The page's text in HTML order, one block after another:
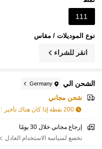
111
نوع الموديلات / مقاس
انقر للشراء
الشحن الي Germany
شحن مجاني
200 نقطة إذا كان هناك تأخير
إرجاع مجاني خلال 30 يومًا
تخضع لسياسة الاستخدام العادل